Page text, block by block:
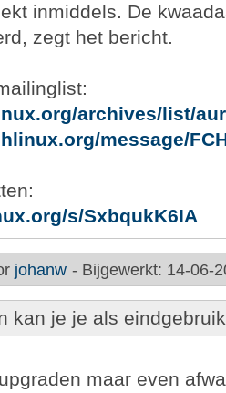
inmiddels. De
zegt het bericht.
archives/list/
message/
s/SxbqukK6IA
johanw - Bijgewerkt: 14-06-
kan je je als
maar even